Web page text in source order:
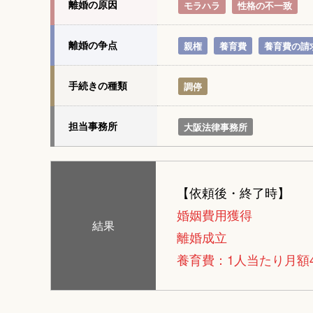
離婚の原因 モラハラ 性格の不一致
離婚の争点 親権 養育費 養育費の請
手続きの種類 調停
担当事務所 大阪法律事務所
結果
【依頼後・終了時】
婚姻費用獲得
離婚成立
養育費：1人当たり月額